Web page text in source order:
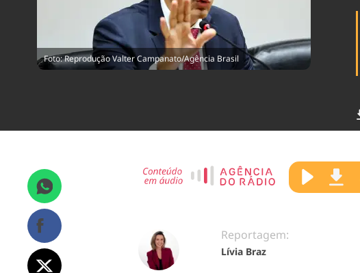
Foto: Reprodução Valter Campanato/Agência Brasil
Reportagem:
Lívia Braz